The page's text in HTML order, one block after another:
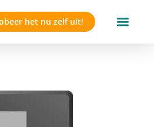
het nu zelf uit!